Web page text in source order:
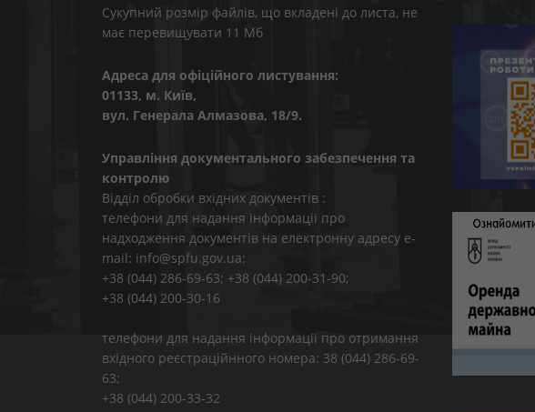
Сукупний розмір файлів, що вкладені до листа, не
має перевищувати 11 Мб
Адреса для офіційного листування:
01133, м. Київ,
вул. Генерала Алмазова, 18/9.
Управління документального забезпечення та
контролю
Відділ обробки вхідних документів :
телефони для надання інформації про
надходження документів на електронну адресу e-
mail: info@spfu.gov.ua:
+38 (044) 286-69-63; +38 (044) 200-31-90;
+38 (044) 200-30-16
телефони для надання інформації про отримання
вхідного реєстраційнного номера: 38 (044) 286-69-
63;
+38 (044) 200-33-32